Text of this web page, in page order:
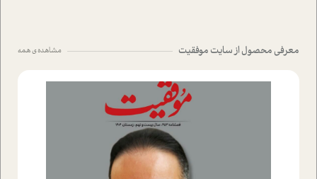
معرفی محصول از سایت موفقیت مشاهده ی همه